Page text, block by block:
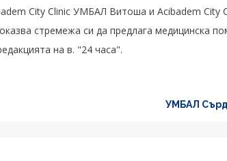
City Clinic УМБАЛ Витоша и Acibadem
стремежа си да предлага медицинска
на в. "24 часа".
УМБАЛ